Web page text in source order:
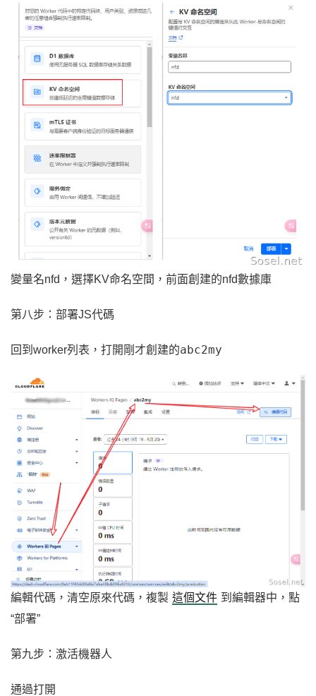
變量名nfd，選擇KV命名空間，前面創建的nfd數據庫
第八步：部署JS代碼
回到worker列表，打開剛才創建的abc2my
編輯代碼，清空原來代碼，複製 這個文件 到編輯器中，點
“部署”
第九步：激活機器人
通過打開